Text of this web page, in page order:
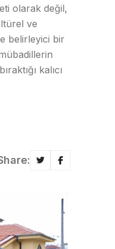
olarak değil,
ve
belirleyici bir
kalıcı